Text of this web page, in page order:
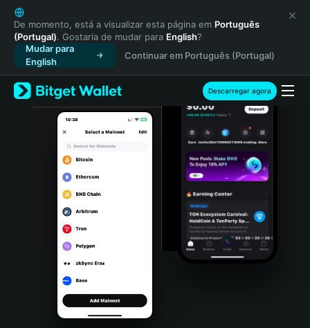
English
日本語
Tiếng Việt
Русский
Español (Latinoamérica)
Türkçe
Italiano
Português (Portugal)
Bahasa Indonesia
Português (Brasil)
Español (Argentina)
De momento, está a visualizar esta página em Português
(Portugal). Gostaria de mudar para English?
Mudar para
English
Continuar em Português (Portugal)
Descarregar agora